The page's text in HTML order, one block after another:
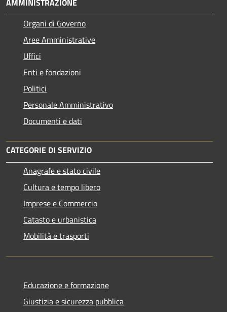
Organi di Governo
Aree Amministrative
Uffici
Enti e fondazioni
Politici
Personale Amministrativo
Documenti e dati
CATEGORIE DI SERVIZIO
Anagrafe e stato civile
Cultura e tempo libero
Imprese e Commercio
Catasto e urbanistica
Mobilità e trasporti
Educazione e formazione
Giustizia e sicurezza pubblica